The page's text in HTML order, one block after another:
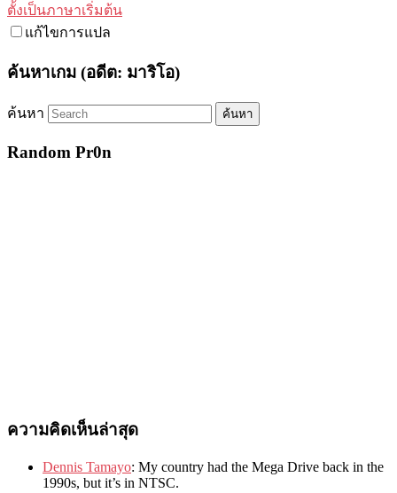
ตั้งเป็นภาษาเริ่มต้น
แก้ไขการแปล
ค้นหาเกม (อดีต: มาริโอ)
ค้นหา
Random Pr0n
ความคิดเห็นล่าสุด
Dennis Tamayo: My country had the Mega Drive back in the
1990s, but it’s in NTSC.